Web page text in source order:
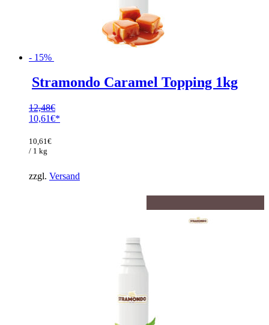
- 15%
Stramondo Caramel Topping 1kg
12,48€
Ursprünglicher
war:
12,48€
10,61€
Preis
ist:
10,61€
/ 1 kg
zzgl. Versand